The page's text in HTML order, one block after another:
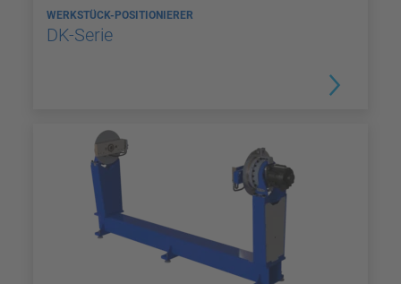
WERKSTÜCK-POSITIONIERER
DK-Serie